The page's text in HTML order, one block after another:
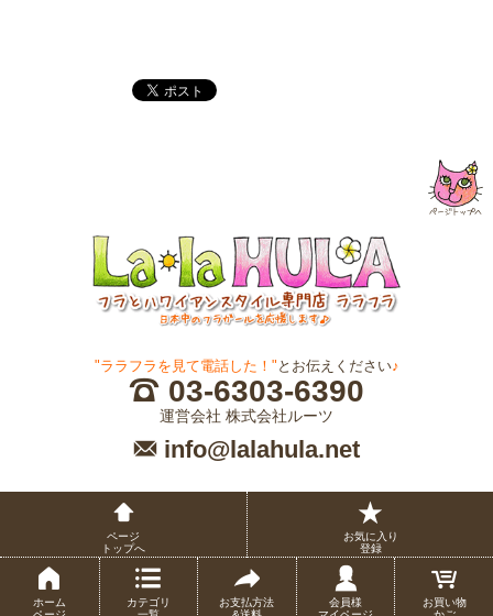
"ララフラを見て電話した！" とお伝えください♪
03-6303-6390
運営会社 株式会社ルーツ
info@lalahula.net
ページ
トップへ
お気に入り
登録
ホーム
カテゴリ
お支払方法
会員様
お買い物